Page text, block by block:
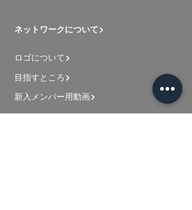
ネットワークについて
ロゴについて
目指すところ
新入メンバー用動画